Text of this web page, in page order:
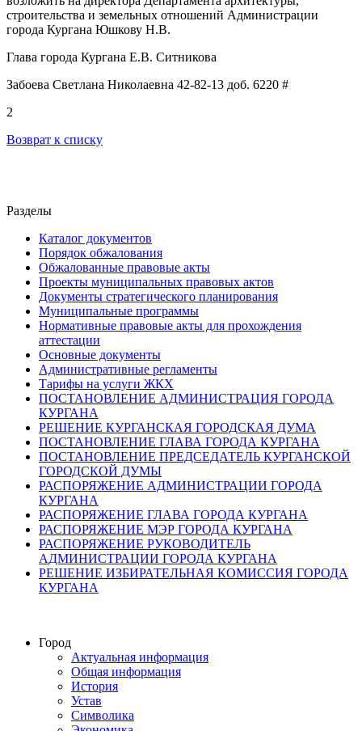
строительства и земельных отношений Администрации
города Кургана Юшкову Н.В.
Глава города Кургана Е.В. Ситникова
Забоева Светлана Николаевна 42-82-13 доб. 6220 #
2
Возврат к списку
Разделы
Каталог документов
Порядок обжалования
Обжалованные правовые акты
Проекты муниципальных правовых актов
Документы стратегического планирования
Муниципальные программы
Нормативные правовые акты для прохождения
аттестации
Основные документы
Административные регламенты
Тарифы на услуги ЖКХ
ПОСТАНОВЛЕНИЕ АДМИНИСТРАЦИЯ ГОРОДА
КУРГАНА
РЕШЕНИЕ КУРГАНСКАЯ ГОРОДСКАЯ ДУМА
ПОСТАНОВЛЕНИЕ ГЛАВА ГОРОДА КУРГАНА
ПОСТАНОВЛЕНИЕ ПРЕДСЕДАТЕЛЬ КУРГАНСКОЙ
ГОРОДСКОЙ ДУМЫ
РАСПОРЯЖЕНИЕ АДМИНИСТРАЦИИ ГОРОДА
КУРГАНА
РАСПОРЯЖЕНИЕ ГЛАВА ГОРОДА КУРГАНА
РАСПОРЯЖЕНИЕ МЭР ГОРОДА КУРГАНА
РАСПОРЯЖЕНИЕ РУКОВОДИТЕЛЬ
АДМИНИСТРАЦИИ ГОРОДА КУРГАНА
РЕШЕНИЕ ИЗБИРАТЕЛЬНАЯ КОМИССИЯ ГОРОДА
КУРГАНА
Город
Актуальная информация
Общая информация
История
Устав
Символика